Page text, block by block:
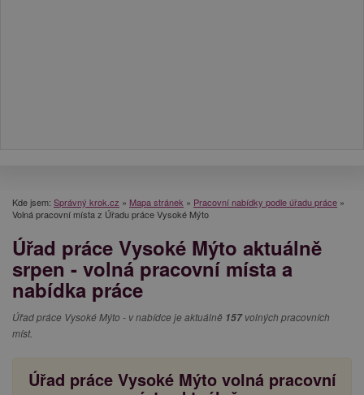
Kde jsem: Správný krok.cz » Mapa stránek » Pracovní nabídky podle úřadu práce »
Volná pracovní místa z Úřadu práce Vysoké Mýto
Úřad práce Vysoké Mýto aktuálně
srpen - volná pracovní místa a
nabídka práce
Úřad práce Vysoké Mýto - v nabídce je aktuálně 157volných pracovních
míst.
Úřad práce Vysoké Mýto volná pracovní